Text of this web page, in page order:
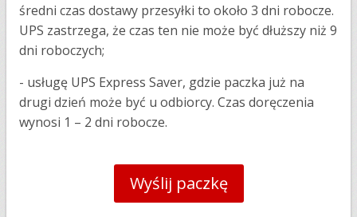
średni czas dostawy przesyłki to około 3 dni robocze.
UPS zastrzega, że czas ten nie może być dłuższy niż 9
dni roboczych;
- usługę UPS Express Saver, gdzie paczka już na
drugi dzień może być u odbiorcy. Czas doręczenia
wynosi 1 – 2 dni robocze.
Wyślij paczkę